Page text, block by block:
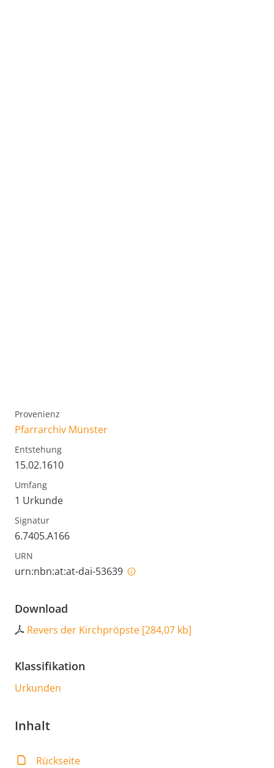
Provenienz
Pfarrarchiv Münster
Entstehung
15.02.1610
Umfang
1 Urkunde
Signatur
6.7405.A166
URN
urn:nbn:at:at-dai-53639
Download
Revers der Kirchpröpste [284,07 kb]
Klassifikation
Urkunden
Inhalt
Rückseite